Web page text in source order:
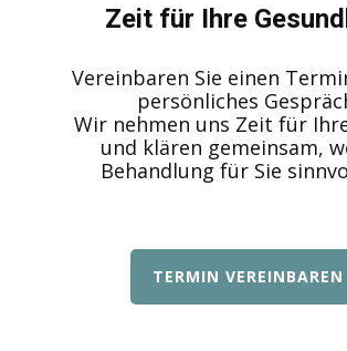
Zeit für Ihre
Vereinbaren Sie einen
persönliches
Wir nehmen uns Zeit für
und klären gemeinsam,
Behandlung für Sie
TERMIN VEREINBAREN